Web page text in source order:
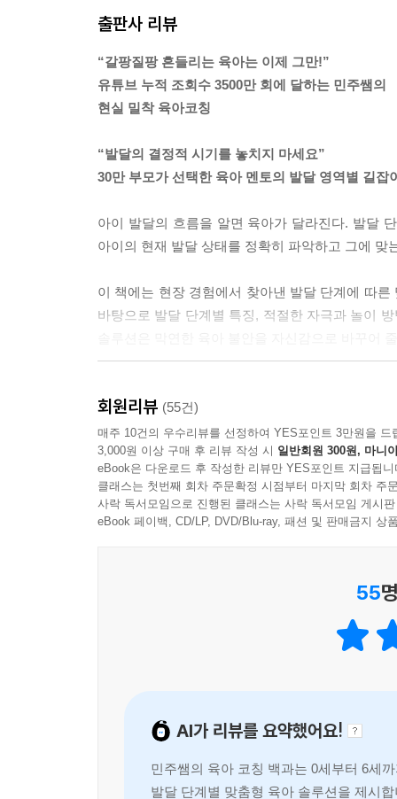
럼 이야기하는 거예요. 이럴 때는 “거짓말은 나쁜
에 엄마랑 꼭 가 보자.”라고 말해 주세요.
--- p.76
이나 곡식을 떠 보는 놀이를 통해 숟가락을 잡고
익힐 수 있습니다.
출판사 리뷰
“갈팡질팡 흔들리는 육아는 이제 그만!”
유튜브 누적 조회수 3500만 회에 달하는 민주쌤의
현실 밀착 육아코칭
“발달의 결정적 시기를 놓치지 마세요”
30만 부모가 선택한 육아 멘토의 발달 영역별 길잡
아이 발달의 흐름을 알면 육아가 달라진다. 발달
아이의 현재 발달 상태를 정확히 파악하고 그에 맞
이 책에는 현장 경험에서 찾아낸 발달 단계에 따
바탕으로 발달 단계별 특징, 적절한 자극과 놀이
·아이의 자존감을 키우는 대화법과 상호작용 방법
·각 발달 단계별 자기조절력 향상 전략
·놀이를 통한 자연스러운 학습 방법
·0~6세 맞춤형 생활습관 형성 가이드
·수면, 식사, 배변 훈련의 단계별 접근법
·아이의 언어능력을 키우는 실천적 솔루션
저자는 ‘TCI 기질 성격검사’ 이론을 바탕으로 아
자극추구 기질의 아이에게는 안전한 규칙 안에서
회원리뷰 (55건)
매주 10건의 우수리뷰를 선정하여 YES포인트 3만원을 드
3,000원 이상 구매 후 리뷰 작성 시 일반회원 300원, 마니
eBook은 다운로드 후 작성한 리뷰만 YES포인트 지급됩니
클래스는 첫번째 회차 주문확정 시점부터 마지막 회차 주
사락 독서모임으로 진행된 클래스는 사락 독서모임 게시
eBook 페이백, CD/LP, DVD/Blu-ray, 패션 및 판매금지 상
55
AI가 리뷰를 요약했어요!
민주쌤의 육아 코칭 백과는 0세부터 6세
발달 단계별 맞춤형 육아 솔루션을 제시